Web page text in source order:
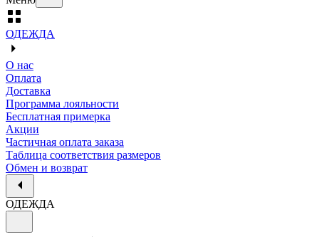
ОДЕЖДА
О нас
Оплата
Доставка
Программа лояльности
Бесплатная примерка
Акции
Частичная оплата заказа
Таблица соответствия размеров
Обмен и возврат
ОДЕЖДА